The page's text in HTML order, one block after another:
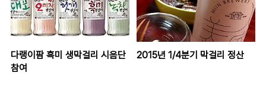
다랭이팜 흑미 생막걸리 시음단
참여
2015년 1/4분기 막걸리 정산